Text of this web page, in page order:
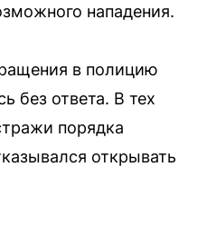
нападения.
в полицию
без ответа. В тех
порядка
открывать